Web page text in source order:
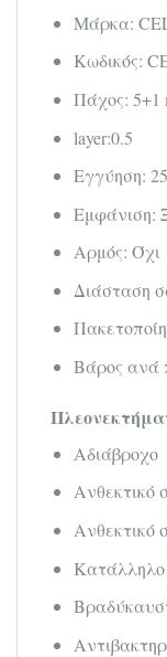
Μάρκα:
Κωδικός:
Πάχος: 5+1
layer:0.5
Εγγύηση:
Εμφάνιση:
Αρμός: Όχι
Διάσταση
Βάρος ανά
Αδιάβροχο
Ανθεκτικό
Ανθεκτικό
Κατάλληλο